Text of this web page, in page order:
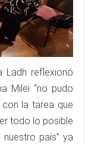
Ladh reflexionó
Milei “no pudo
la tarea que
todo lo posible
país” ya